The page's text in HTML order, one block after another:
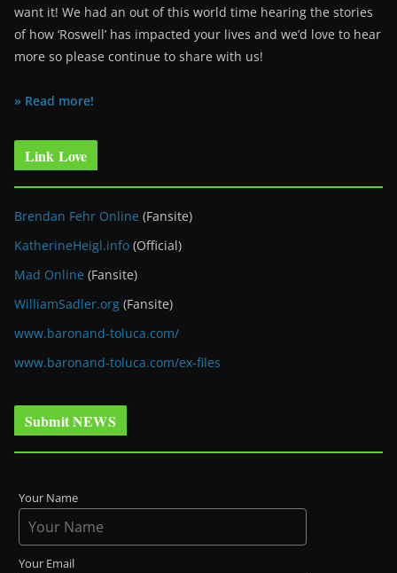
want it! We had an out of this world time hearing the stories
of how ‘Roswell’ has impacted your lives and we’d love to hear
more so please continue to share with us!
» Read more!
Link Love
Brendan Fehr Online (Fansite)
KatherineHeigl.info (Official)
Mad Online (Fansite)
WilliamSadler.org (Fansite)
www.baronand-toluca.com/
www.baronand-toluca.com/ex-files
Submit NEWS
Your Name
Your Email